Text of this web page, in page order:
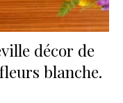
décor de
blanche.